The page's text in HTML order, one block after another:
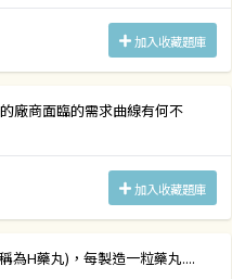
加入收藏題庫
廠商面臨的需求曲線有何不
加入收藏題庫
為H藥丸)，每製造一粒藥丸....